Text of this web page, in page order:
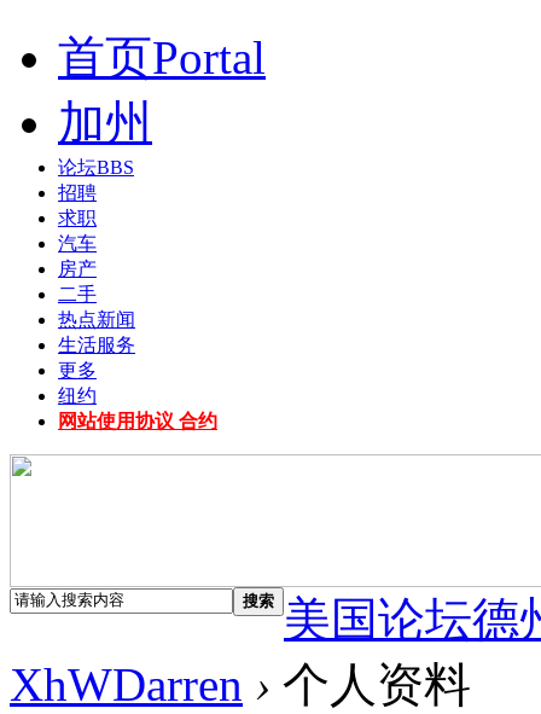
首页Portal
加州
论坛BBS
招聘
求职
汽车
房产
二手
热点新闻
生活服务
更多
纽约
网站使用协议 合约
搜索
美国论坛德
XhWDarren › 个人资料